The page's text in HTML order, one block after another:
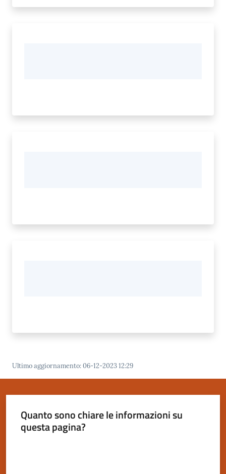
Ultimo aggiornamento:06-12-2023 12:29
Quanto sono chiare le informazioni su
questa pagina?